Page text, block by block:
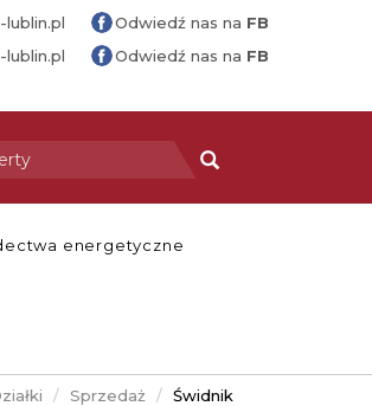
lublin.pl Odwiedź nas na FB
lublin.pl Odwiedź nas na FB
energetyczne
Sprzedaż Świdnik